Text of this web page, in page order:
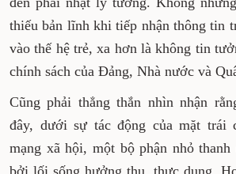
thiếu bản lĩnh khi tiếp nhận thông tin
vào thế hệ trẻ, xa hơn là không tin
chính sách của Đảng, Nhà nước và
Cũng phải thẳng thắn nhìn nhận
đây, dưới sự tác động của mặt trái
mạng xã hội, một bộ phận nhỏ
bởi lối sống hưởng thụ, thực dụng.